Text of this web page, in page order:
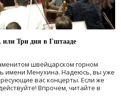
или Три дня в Гштааде
швейцарском горном
имени Менухина. Надеюсь, вы уже
вас концерты. Если же
Впрочем, читайте в